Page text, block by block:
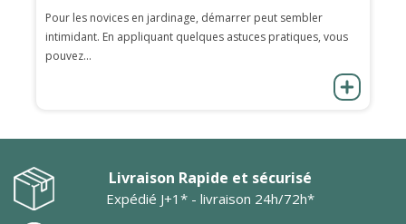
Pour les novices en jardinage, démarrer peut sembler
intimidant. En appliquant quelques astuces pratiques, vous
pouvez...
Livraison Rapide et sécurisé
Expédié J+1* - livraison 24h/72h*